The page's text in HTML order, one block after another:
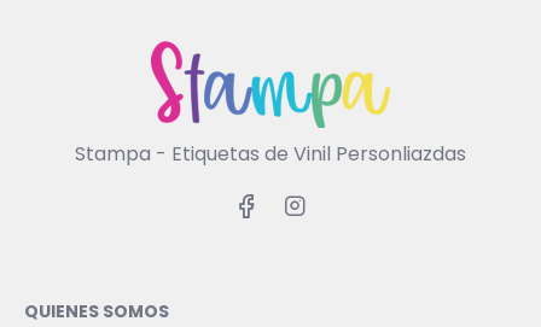
Stampa - Etiquetas de Vinil Personliazdas
QUIENES SOMOS